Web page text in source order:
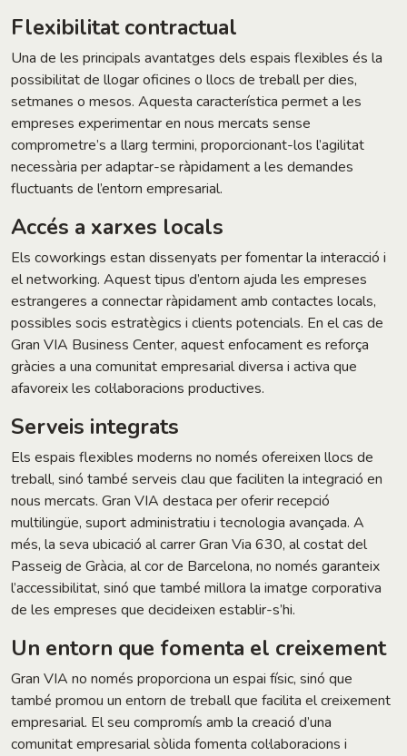
Flexibilitat contractual
Una de les principals avantatges dels espais flexibles és la
possibilitat de llogar oficines o llocs de treball per dies,
setmanes o mesos. Aquesta característica permet a les
empreses experimentar en nous mercats sense
comprometre’s a llarg termini, proporcionant-los l’agilitat
necessària per adaptar-se ràpidament a les demandes
fluctuants de l’entorn empresarial.
Accés a xarxes locals
Els coworkings estan dissenyats per fomentar la interacció i
el networking. Aquest tipus d’entorn ajuda les empreses
estrangeres a connectar ràpidament amb contactes locals,
possibles socis estratègics i clients potencials. En el cas de
Gran VIA Business Center, aquest enfocament es reforça
gràcies a una comunitat empresarial diversa i activa que
afavoreix les col·laboracions productives.
Serveis integrats
Els espais flexibles moderns no només ofereixen llocs de
treball, sinó també serveis clau que faciliten la integració en
nous mercats. Gran VIA destaca per oferir recepció
multilingüe, suport administratiu i tecnologia avançada. A
més, la seva ubicació al carrer Gran Via 630, al costat del
Passeig de Gràcia, al cor de Barcelona, no només garanteix
l’accessibilitat, sinó que també millora la imatge corporativa
de les empreses que decideixen establir-s’hi.
Un entorn que fomenta el creixement
Gran VIA no només proporciona un espai físic, sinó que
també promou un entorn de treball que facilita el creixement
empresarial. El seu compromís amb la creació d’una
comunitat empresarial sòlida fomenta col·laboracions i